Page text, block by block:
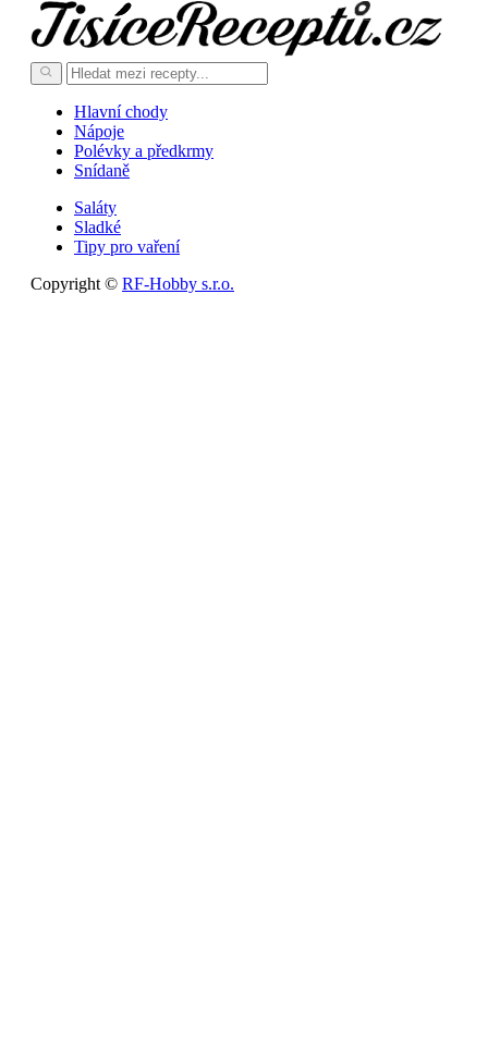
Hlavní chody
Nápoje
Polévky a předkrmy
Snídaně
Saláty
Sladké
Tipy pro vaření
Copyright © RF-Hobby s.r.o.